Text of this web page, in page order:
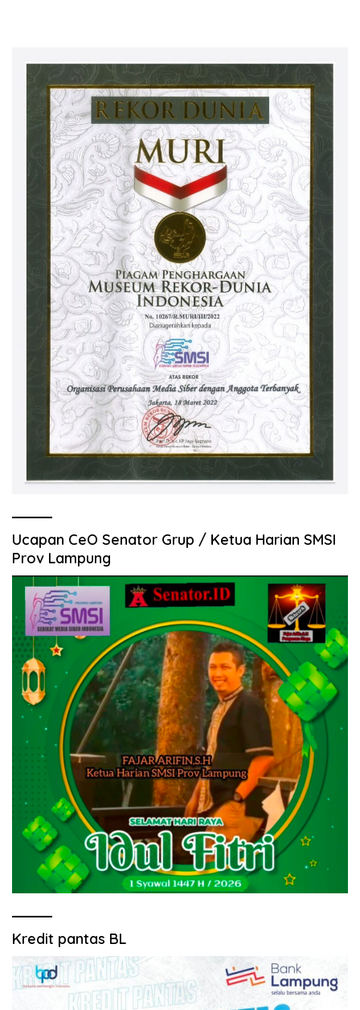
Ucapan CeO Senator Grup / Ketua Harian SMSI
Prov Lampung
Kredit pantas BL